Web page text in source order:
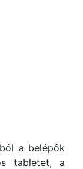
a belépők
tabletet, a